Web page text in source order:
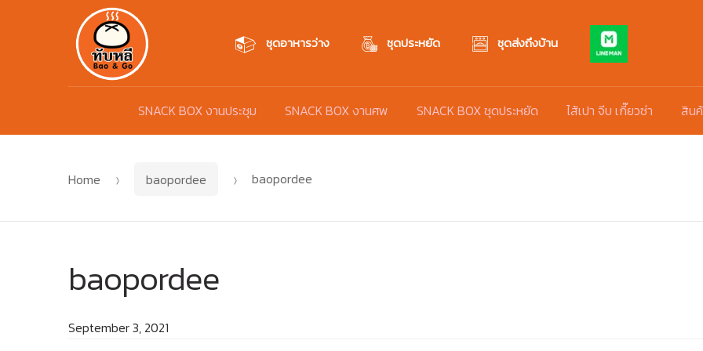
Skip
to
navigation
Skip
to
content
ชุดอาหารว่าง ชุดประหยัด ชุดส่งถึงบ้าน
SNACK BOX งานประชุม SNACK BOX งานศพ SNACK BOX ชุดประหยัด ไส้เปา จีบ เกี๊ยวซ่า สิน
Home baopordee baopordee
baopordee
September 3, 2021